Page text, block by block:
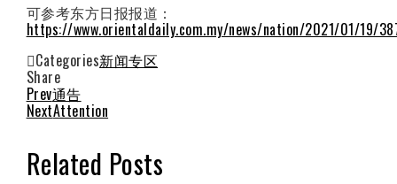
可参考东方日报报道：
https://www.orientaldaily.com.my/news/nation/2021/01/19/
Categories新闻专区
Share
Facebook
Twitter
LinkedIn
Pinterest
Stumbleupon
Email
Prev通告
NextAttention
Related Posts